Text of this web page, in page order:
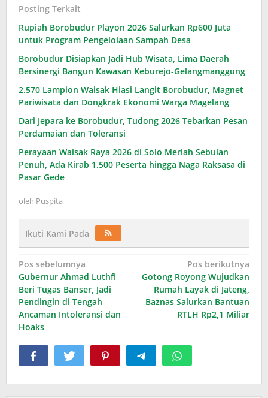
Posting Terkait
Rupiah Borobudur Playon 2026 Salurkan Rp600 Juta
untuk Program Pengelolaan Sampah Desa
Borobudur Disiapkan Jadi Hub Wisata, Lima Daerah
Bersinergi Bangun Kawasan Keburejo-Gelangmanggung
2.570 Lampion Waisak Hiasi Langit Borobudur, Magnet
Pariwisata dan Dongkrak Ekonomi Warga Magelang
Dari Jepara ke Borobudur, Tudong 2026 Tebarkan Pesan
Perdamaian dan Toleransi
Perayaan Waisak Raya 2026 di Solo Meriah Sebulan
Penuh, Ada Kirab 1.500 Peserta hingga Naga Raksasa di
Pasar Gede
oleh Puspita
Ikuti Kami Pada
Navigasi
pos
Pos sebelumnya
Gubernur Ahmad Luthfi
Beri Tugas Banser, Jadi
Pendingin di Tengah
Ancaman Intoleransi dan
Hoaks
Pos berikutnya
Gotong Royong Wujudkan
Rumah Layak di Jateng,
Baznas Salurkan Bantuan
RTLH Rp2,1 Miliar